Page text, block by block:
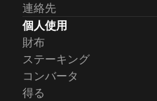
連絡先
個人使用
財布
ステーキング
コンバータ
得る